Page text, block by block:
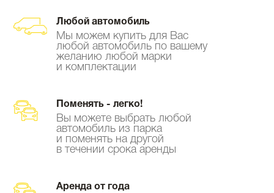
Любой автомобиль
Мы можем купить для Вас
любой автомобиль по вашему
желанию любой марки
и комплектации
Поменять - легко!
Вы можете выбрать любой
автомобиль из парка
и поменять на другой
в течении срока аренды
Аренда от года